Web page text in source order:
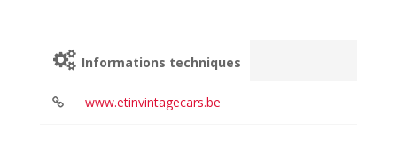
Informations techniques
www.etinvintagecars.be